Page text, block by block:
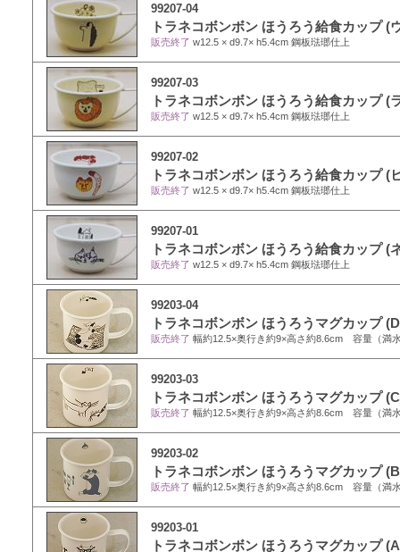
99207-04
トラネコボンボン ほうろう給食カップ (
販売終了 w12.5 × d9.7× h5.4cm 鋼板琺瑯仕上
99207-03
トラネコボンボン ほうろう給食カップ (
販売終了 w12.5 × d9.7× h5.4cm 鋼板琺瑯仕上
99207-02
トラネコボンボン ほうろう給食カップ (
販売終了 w12.5 × d9.7× h5.4cm 鋼板琺瑯仕上
99207-01
トラネコボンボン ほうろう給食カップ (
販売終了 w12.5 × d9.7× h5.4cm 鋼板琺瑯仕上
99203-04
トラネコボンボン ほうろうマグカップ
販売終了 幅約12.5×奥行き約9×高さ約8.6cm 容量（満
99203-03
トラネコボンボン ほうろうマグカップ
販売終了 幅約12.5×奥行き約9×高さ約8.6cm 容量（満
99203-02
トラネコボンボン ほうろうマグカップ
販売終了 幅約12.5×奥行き約9×高さ約8.6cm 容量（満
99203-01
トラネコボンボン ほうろうマグカップ